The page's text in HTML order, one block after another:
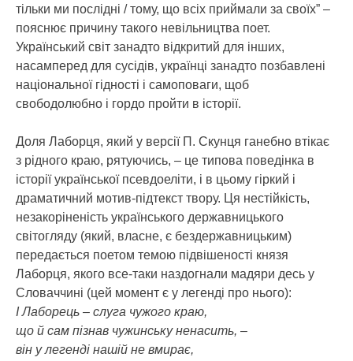
тільки ми послідні / тому, що всіх приймали за своїх” –
пояснює причину такого невільництва поет.
Український світ занадто відкритий для інших,
насамперед для сусідів, українці занадто позбавлені
національної гідності і самоповаги, щоб
свободолюбно і гордо пройти в історії.
Доля Лаборця, який у версії П. Скунця ганебно втікає
з рідного краю, рятуючись, – це типова поведінка в
історії української псевдоеліти, і в цьому гіркий і
драматичний мотив-підтекст твору. Ця нестійкість,
незакоріненість українського державницького
світогляду (який, власне, є бездержавницьким)
передається поетом темою підвішеності князя
Лаборця, якого все-таки наздогнали мадяри десь у
Словаччині (цей момент є у легенді про нього):
І Лаборець – слуга чужого краю,
що й сам пізнав чужинську ненасить, –
він у легенді нашій не вмирає,